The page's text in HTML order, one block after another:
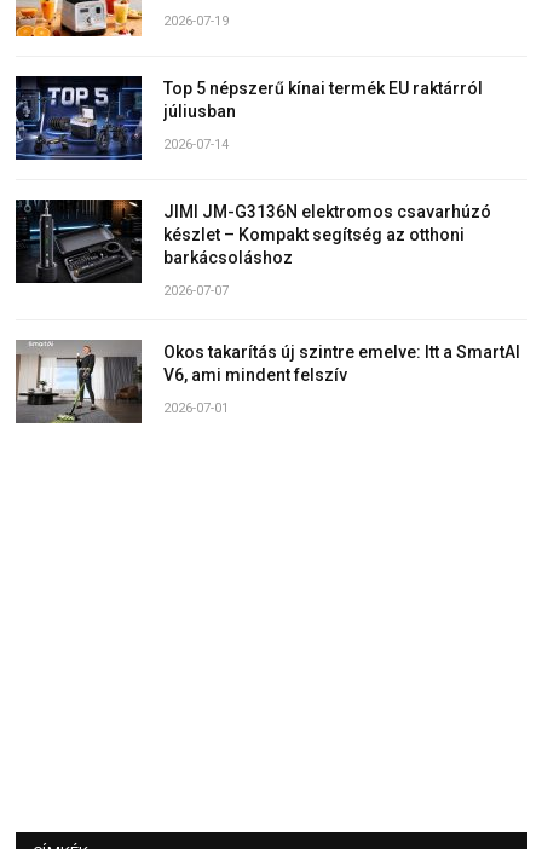
2026-07-19
Top 5 népszerű kínai termék EU raktárról
júliusban
2026-07-14
JIMI JM-G3136N elektromos csavarhúzó
készlet – Kompakt segítség az otthoni
barkácsoláshoz
2026-07-07
Okos takarítás új szintre emelve: Itt a SmartAI
V6, ami mindent felszív
2026-07-01